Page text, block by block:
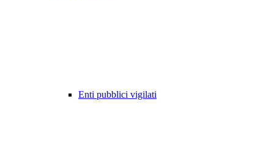
Enti pubblici vigilati